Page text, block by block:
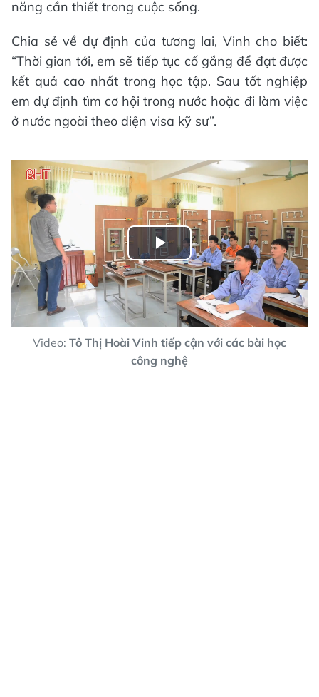
năng cần thiết trong cuộc sống.
Chia sẻ về dự định của tương lai, Vinh cho biết:
“Thời gian tới, em sẽ tiếp tục cố gắng để đạt được
kết quả cao nhất trong học tập. Sau tốt nghiệp
em dự định tìm cơ hội trong nước hoặc đi làm việc
ở nước ngoài theo diện visa kỹ sư”.
Play
Video
Video: Tô Thị Hoài Vinh tiếp cận với các bài học
công nghệ